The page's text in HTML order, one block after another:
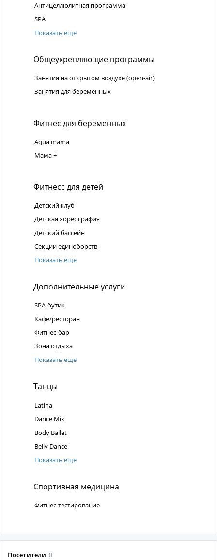
Антицеллюлитная программа
SPA
Показать еще
Общеукрепляющие программы
Занятия на открытом воздухе (open-air)
Занятия для беременных
Фитнес для беременных
Aqua mama
Мама +
Фитнесс для детей
Детский клуб
Детская хореография
Детский бассейн
Секции единоборств
Показать еще
Дополнительные услуги
SPA-бутик
Кафе/ресторан
Фитнес-бар
Зона отдыха
Показать еще
Танцы
Latina
Dance Mix
Body Ballet
Belly Dance
Показать еще
Спортивная медицина
Фитнес-тестирование
Посетители 0